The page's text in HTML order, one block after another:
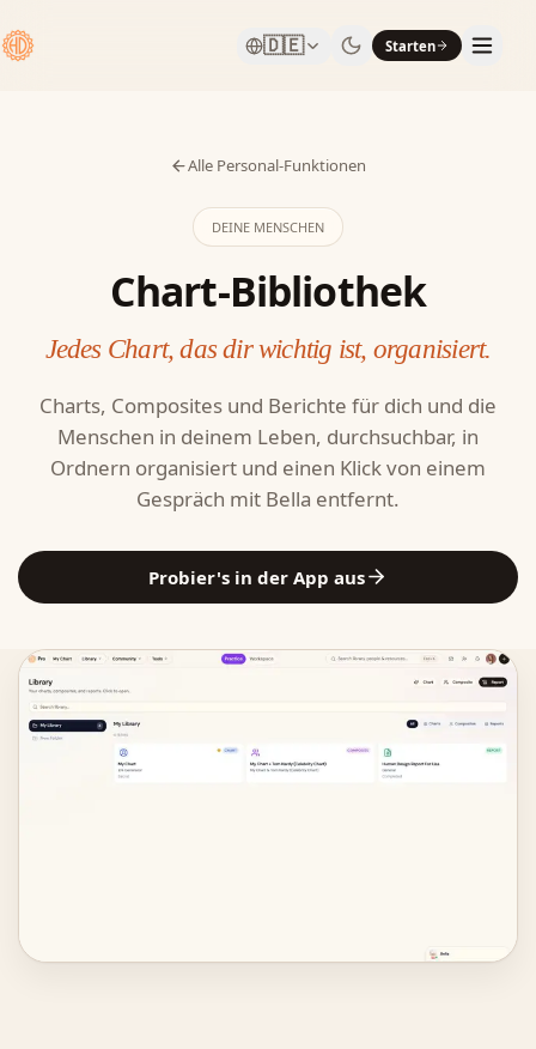
🇩🇪 Starten
Alle Personal-Funktionen
DEINE MENSCHEN
Chart-Bibliothek
Jedes Chart, das dir wichtig ist, organisiert.
Charts, Composites und Berichte für dich und die
Menschen in deinem Leben, durchsuchbar, in
Ordnern organisiert und einen Klick von einem
Gespräch mit Bella entfernt.
Probier's in der App aus